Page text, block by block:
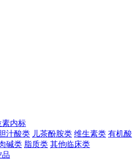
素内标
汁酸类 儿茶酚胺类 维生素类 有机酸
碱类 脂质类 其他临床类
品